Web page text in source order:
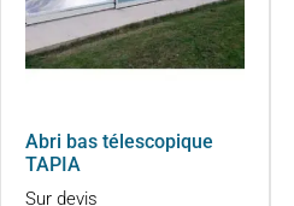
Abri bas télescopique
TAPIA
Sur devis